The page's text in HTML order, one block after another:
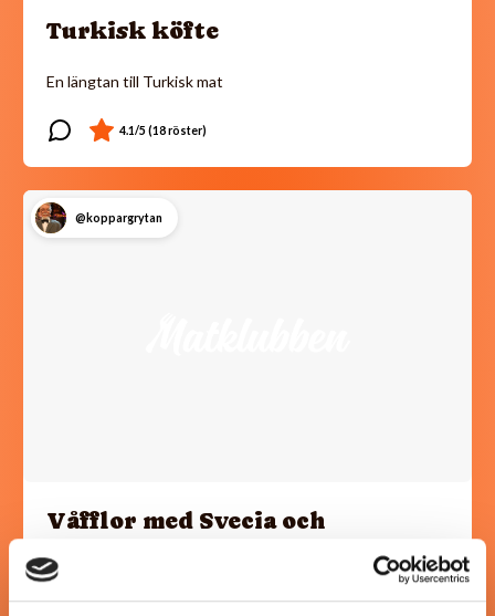
Turkisk köfte
En längtan till Turkisk mat
@koppargrytan
Våfflor med Svecia och
lufttorkad skinka
Svecia, paprika och lufttorkad skinka lyfter våfflorna till